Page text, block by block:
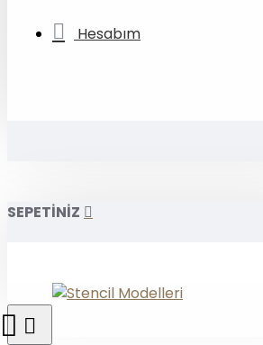
Hesabım
SEPETİNİZ